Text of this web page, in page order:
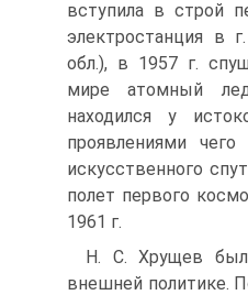
вступила в строй
электростанция в
обл.), в 1957 г.
мире атомный
находился у
проявлениями
искусственного
полет первого
1961 г.
Н. С. Хрущев
внешней политике.